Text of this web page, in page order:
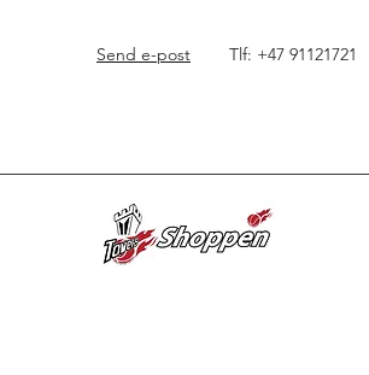
Send e-post Tlf: +47 91121721